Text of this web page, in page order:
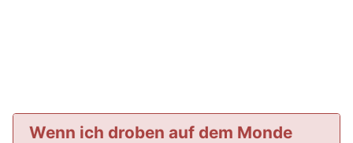
Wenn ich droben auf dem Monde